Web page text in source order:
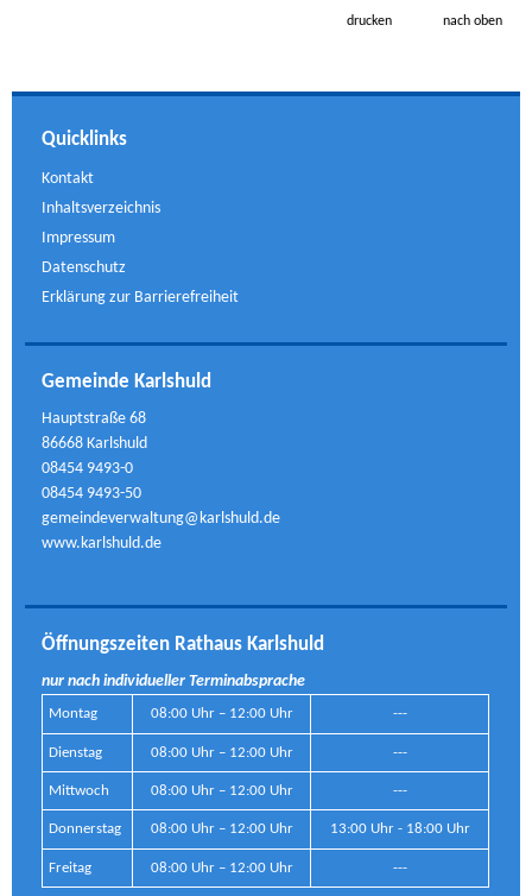
drucken nach oben
Quicklinks
Kontakt
Inhaltsverzeichnis
Impressum
Datenschutz
Erklärung zur Barrierefreiheit
Gemeinde Karlshuld
Hauptstraße 68
86668 Karlshuld
08454 9493-0
08454 9493-50
gemeindeverwaltung@karlshuld.de
www.karlshuld.de
Öffnungszeiten Rathaus Karlshuld
nur nach individueller Terminabsprache
Montag 08:00 Uhr – 12:00 Uhr ---
Dienstag 08:00 Uhr – 12:00 Uhr ---
Mittwoch 08:00 Uhr – 12:00 Uhr ---
Donnerstag 08:00 Uhr – 12:00 Uhr 13:00 Uhr - 18:00 Uhr
Freitag 08:00 Uhr – 12:00 Uhr ---